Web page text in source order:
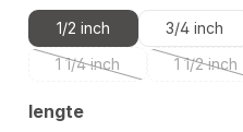
1/2 inch 3/4 inch
1 1/4 inch
(Deze optie is
1 1/2 inch
Selecteer
lengte